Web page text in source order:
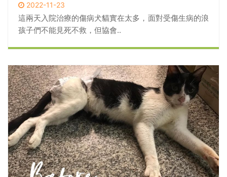
2022-11-23
這兩天入院治療的傷病犬貓實在太多，面對受傷生病的浪
孩子們不能見死不救，但協會..